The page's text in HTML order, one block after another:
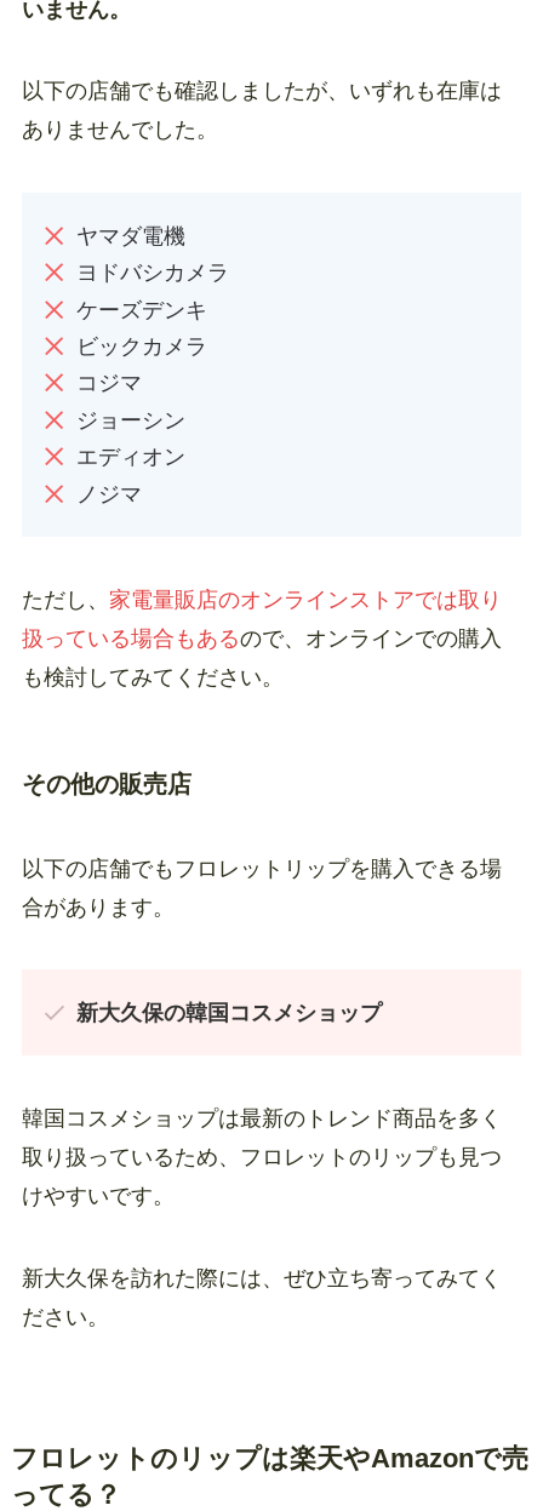
いません。
以下の店舗でも確認しましたが、いずれも在庫は
ありませんでした。
ヤマダ電機
ヨドバシカメラ
ケーズデンキ
ビックカメラ
コジマ
ジョーシン
エディオン
ノジマ
ただし、 家電量販店のオンラインストアでは取り
扱っている場合もあるので、オンラインでの購入
も検討してみてください。
その他の販売店
以下の店舗でもフロレットリップを購入できる場
合があります。
新大久保の韓国コスメショップ
韓国コスメショップは最新のトレンド商品を多く
取り扱っているため、フロレットのリップも見つ
けやすいです。
新大久保を訪れた際には、ぜひ立ち寄ってみてく
ださい。
フロレットのリップは楽天やAmazonで売
ってる？